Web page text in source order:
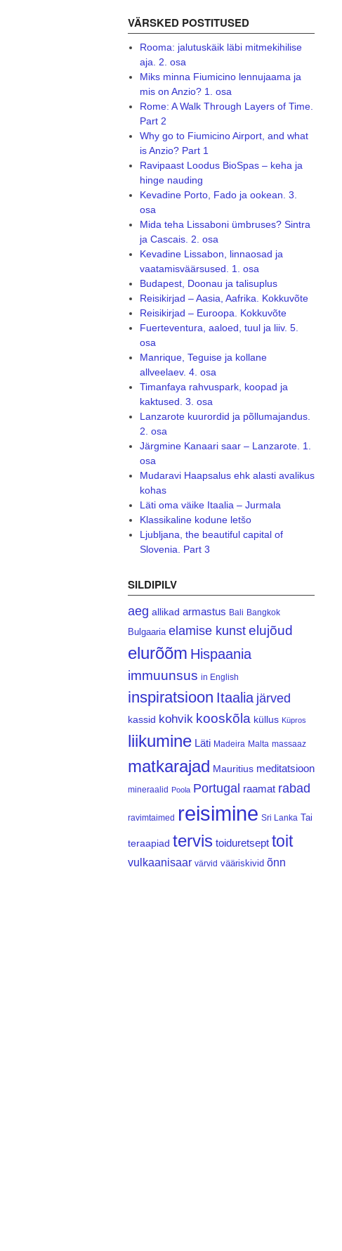
VÄRSKED POSTITUSED
Rooma: jalutuskäik läbi mitmekihilise
aja. 2. osa
Miks minna Fiumicino lennujaama ja
mis on Anzio? 1. osa
Rome: A Walk Through Layers of Time.
Part 2
Why go to Fiumicino Airport, and what
is Anzio? Part 1
Ravipaast Loodus BioSpas – keha ja
hinge nauding
Kevadine Porto, Fado ja ookean. 3.
osa
Mida teha Lissaboni ümbruses? Sintra
ja Cascais. 2. osa
Kevadine Lissabon, linnaosad ja
vaatamisväärsused. 1. osa
Budapest, Doonau ja talisuplus
Reisikirjad – Aasia, Aafrika. Kokkuvõte
Reisikirjad – Euroopa. Kokkuvõte
Fuerteventura, aaloed, tuul ja liiv. 5.
osa
Manrique, Teguise ja kollane
allveelaev. 4. osa
Timanfaya rahvuspark, koopad ja
kaktused. 3. osa
Lanzarote kuurordid ja põllumajandus.
2. osa
Järgmine Kanaari saar – Lanzarote. 1.
osa
Mudaravi Haapsalus ehk alasti avalikus
kohas
Läti oma väike Itaalia – Jurmala
Klassikaline kodune letšo
Ljubljana, the beautiful capital of
Slovenia. Part 3
SILDIPILV
aeg allikad armastus Bali Bangkok
Bulgaaria elamise kunst elujõud
elurõõm Hispaania
immuunsus in English
inspiratsioon Itaalia järved
kassid kohvik kooskõla küllus Küpros
liikumine Läti Madeira Malta massaaz
matkarajad Mauritius meditatsioon
mineraalid Poola Portugal raamat rabad
ravimtaimed reisimine Sri Lanka Tai
teraapiad tervis toiduretsept toit
vulkaanisaar värvid vääriskivid õnn